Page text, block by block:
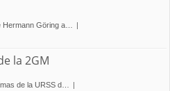
Hermann Göring a…
la 2GM
de la URSS d…